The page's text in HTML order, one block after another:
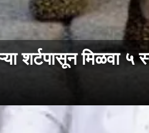
मिळवा ५